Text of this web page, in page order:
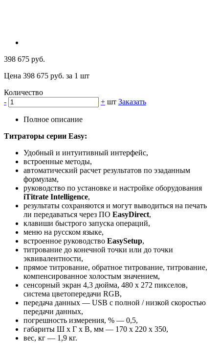
398 675 руб.
Цена 398 675 руб. за 1 шт
Количество
-
+ шт Заказать
Полное описание
Титраторы серии Easy:
Удобный и интуитивный интерфейс,
встроенные методы,
автоматический расчет результатов по эзаданным
формулам,
руководство по установке и настройке оборудования
iTitrate Intelligence,
результаты сохраняются и могут выводиться на печать
ли передаваться через ПО EasyDirect,
клавиши быстрого запуска операций,
меню на русском языке,
встроенное руководство EasySetup,
титрование до конечной точки или до точки
эквивалентности,
прямое титрование, обратное титрование, титрование,
компенсированное холостым значением,
сенсорный экран 4,3 дюйма, 480 x 272 пикселов,
система цветопередачи RGB,
передача данных — USB с полной / низкой скоростью
передачи данных,
погрешность измерения, % — 0,5,
габариты Ш x Г x В, мм — 170 x 220 x 350,
вес, кг — 1,9 кг.